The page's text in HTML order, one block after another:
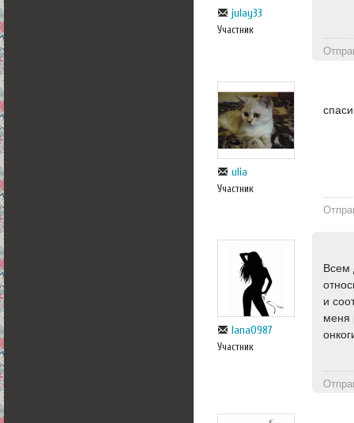
julay33
Участник
ulia
Участник
lana0987
Участник
Всем
и
меня